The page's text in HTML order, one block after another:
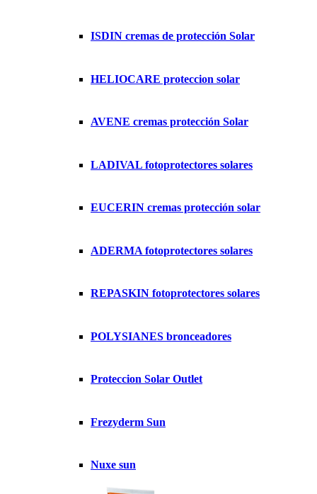
ISDIN cremas de protección Solar
HELIOCARE proteccion solar
AVENE cremas protección Solar
LADIVAL fotoprotectores solares
EUCERIN cremas protección solar
ADERMA fotoprotectores solares
REPASKIN fotoprotectores solares
POLYSIANES bronceadores
Proteccion Solar Outlet
Frezyderm Sun
Nuxe sun